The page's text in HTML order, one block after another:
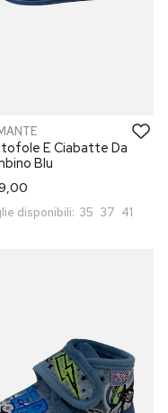
E Ciabatte Da
Blu
disponibili: 35 37 41